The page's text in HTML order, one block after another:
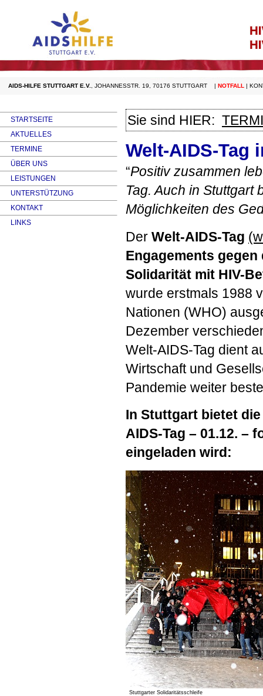
AIDS-HILFE STUTTGART E.V. JOHANNESSTR. 19, 70176 STUTTGART | NOTFALL |
STARTSEITE
AKTUELLES
TERMINE
ÜBER UNS
LEISTUNGEN
UNTERSTÜTZUNG
KONTAKT
LINKS
Sie sind HIER:
Welt-AIDS-Tag
“Positiv zusammen
Tag. Auch in Stuttgart
Möglichkeiten des
Der Welt-AIDS-Tag
Engagements
Solidarität mit HIV-
wurde erstmals 1988
Nationen (WHO)
Dezember
Welt-AIDS-Tag dient
Wirtschaft und
Pandemie weiter
In Stuttgart bietet die
AIDS-Tag – 01.12. –
eingeladen wird:
Stuttgarter Solidaritätsschleife